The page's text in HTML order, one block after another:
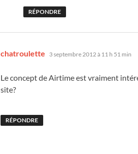
RÉPONDRE
chatroulette dit :
3 septembre 2012 à 11 h 51 min
Le concept de Airtime est vraiment
site?
RÉPONDRE